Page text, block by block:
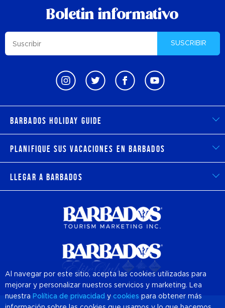
Boletin informativo
SUSCRIBIR
Barbados Holiday Guide
Planifique sus vacaciones en Barbados
Llegar a Barbados
Al navegar por este sitio, acepta las cookies utilizadas para
mejorar y personalizar nuestros servicios y marketing. Lea
nuestra Política de privacidad y cookies para obtener más